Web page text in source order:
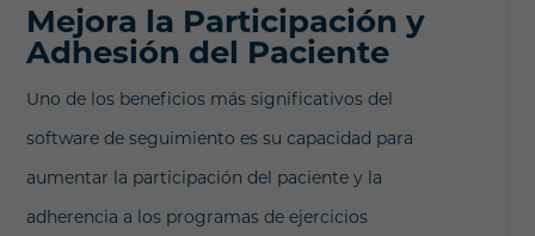
Mejora la Participación y
Adhesión del Paciente
Uno de los beneficios más significativos del
software de seguimiento es su capacidad para
aumentar la participación del paciente y la
adherencia a los programas de ejercicios